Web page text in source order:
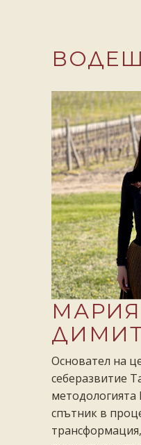
МАРИЯ
Основател на
себеразвитие
методологията
спътник в